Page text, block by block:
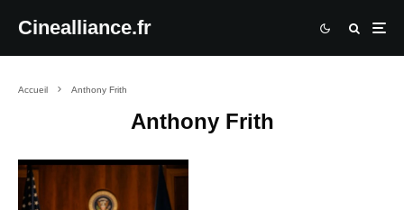
Cinealliance.fr
Accueil Anthony Frith
Anthony Frith